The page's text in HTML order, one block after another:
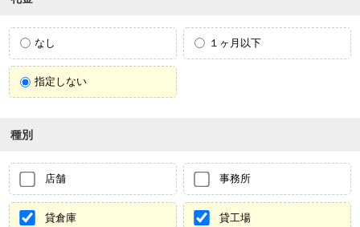
なし １ヶ月以下
指定しない
種別
店舗 事務所
貸倉庫 貸工場